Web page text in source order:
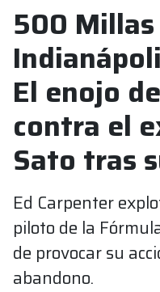
500
El enojo
contra el
Sato tras
Ed Carpenter
piloto de la
de provocar su
abandono.